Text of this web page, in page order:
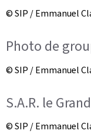
© SIP / Emmanuel
Photo de
© SIP / Emmanuel
S.A.R. le
© SIP / Emmanuel